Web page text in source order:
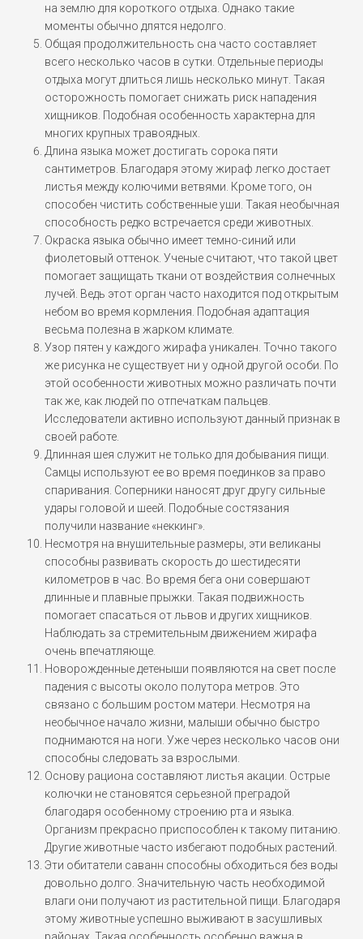
на землю для короткого отдыха. Однако такие
моменты обычно длятся недолго.
Общая продолжительность сна часто составляет
всего несколько часов в сутки. Отдельные периоды
отдыха могут длиться лишь несколько минут. Такая
осторожность помогает снижать риск нападения
хищников. Подобная особенность характерна для
многих крупных травоядных.
Длина языка может достигать сорока пяти
сантиметров. Благодаря этому жираф легко достает
листья между колючими ветвями. Кроме того, он
способен чистить собственные уши. Такая необычная
способность редко встречается среди животных.
Окраска языка обычно имеет темно-синий или
фиолетовый оттенок. Ученые считают, что такой цвет
помогает защищать ткани от воздействия солнечных
лучей. Ведь этот орган часто находится под открытым
небом во время кормления. Подобная адаптация
весьма полезна в жарком климате.
Узор пятен у каждого жирафа уникален. Точно такого
же рисунка не существует ни у одной другой особи. По
этой особенности животных можно различать почти
так же, как людей по отпечаткам пальцев.
Исследователи активно используют данный признак в
своей работе.
Длинная шея служит не только для добывания пищи.
Самцы используют ее во время поединков за право
спаривания. Соперники наносят друг другу сильные
удары головой и шеей. Подобные состязания
получили название «неккинг».
Несмотря на внушительные размеры, эти великаны
способны развивать скорость до шестидесяти
километров в час. Во время бега они совершают
длинные и плавные прыжки. Такая подвижность
помогает спасаться от львов и других хищников.
Наблюдать за стремительным движением жирафа
очень впечатляюще.
Новорожденные детеныши появляются на свет после
падения с высоты около полутора метров. Это
связано с большим ростом матери. Несмотря на
необычное начало жизни, малыши обычно быстро
поднимаются на ноги. Уже через несколько часов они
способны следовать за взрослыми.
Основу рациона составляют листья акации. Острые
колючки не становятся серьезной преградой
благодаря особенному строению рта и языка.
Организм прекрасно приспособлен к такому питанию.
Другие животные часто избегают подобных растений.
Эти обитатели саванн способны обходиться без воды
довольно долго. Значительную часть необходимой
влаги они получают из растительной пищи. Благодаря
этому животные успешно выживают в засушливых
районах. Такая особенность особенно важна в